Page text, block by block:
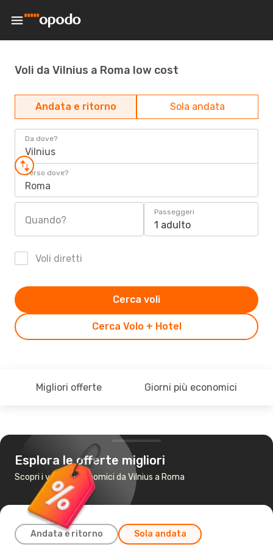
Voli da Vilnius a Roma low cost
Andata e ritorno Sola andata
Da dove?
Vilnius
Verso dove?
Roma
Quando?
Passeggeri
1 adulto
Voli diretti
Cerca Volo + Hotel
Cerca voli
Migliori offerte Giorni più economici
Esplora le offerte migliori
Scopri i voli più economici da Vilnius a Roma
Andata e ritorno Sola andata